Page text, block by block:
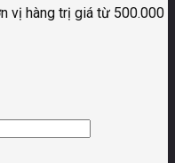
vị hàng trị giá từ 500.000